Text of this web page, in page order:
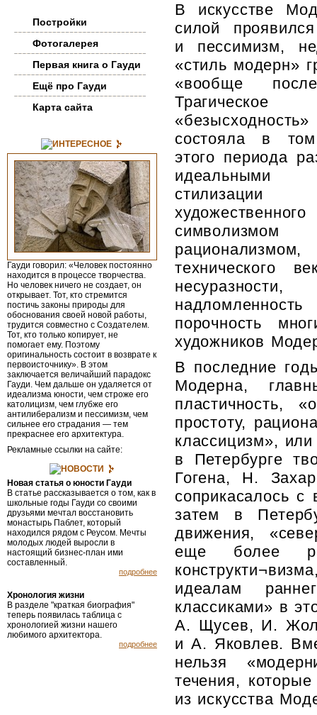
Постройки
Фотогалерея
Первая книга о Гауди
Ещё про Гауди
Карта сайта
ИНТЕРЕСНОЕ
Гауди говорил: «Человек постоянно
находится в процессе творчества.
Но человек ничего не создает, он
открывает. Тот, кто стремится
постичь законы природы для
обоснования своей новой работы,
трудится совмест­но с Создателем.
Тот, кто только копирует, не
помогает ему. Поэтому
оригинальность состоит в возврате к
первоисточнику». В этом
заключается величайший парадокс
Гауди. Чем дальше он удаляется от
идеализма юности, чем строже его
католицизм, чем глубже его
антилиберализм и пессимизм, чем
сильнее его страдания — тем
прекраснее его архитектура.
Рекламные ссылки на сайте:
НОВОСТИ
Новая статья о юности Гауди
В статье рассказывается о том, как в
школьные годы Гауди со своими
друзьями мечтал восстановить
монастырь Паблет, который
находился рядом с Реусом. Мечты
молодых людей выросли в
настоящий бизнес-план ими
составленный.
подробнее
Хронология жизни
В разделе "краткая биография"
теперь появилась таблица с
хронологией жизни нашего
любимого архитектора.
подробнее
В искусстве
силой
и пессимизм,
«стиль модерн»
«вообще
Трагическое
состояла в
этого периода
идеальными
технического
порочность
художников
В последние
Модерна,
пластичность,
простоту,
классицизм»,
в Петербурге
Гогена, Н.
соприкасалось
затем в
движения,
еще более
идеалам
классиками» в
А. Щусев, И.
и А. Яковлев.
нельзя
течения,
из искусства